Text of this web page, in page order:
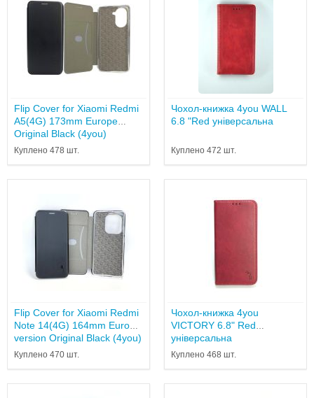
Flip Cover for Xiaomi Redmi
A5(4G) 173mm Europe
Original Black (4you)
Куплено 478 шт.
Чохол-книжка 4you WALL
6.8 "Red універсальна
Куплено 472 шт.
Flip Cover for Xiaomi Redmi
Note 14(4G) 164mm Europe
version Original Black (4you)
Куплено 470 шт.
Чохол-книжка 4you
VICTORY 6.8" Red
універсальна
Куплено 468 шт.